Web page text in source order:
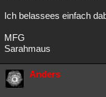
Ich belassees einfach
MFG
Sarahmaus
Anders